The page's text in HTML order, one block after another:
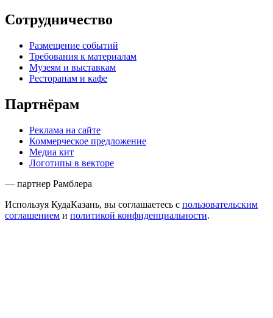
Сотрудничество
Размещение событий
Требования к материалам
Музеям и выставкам
Ресторанам и кафе
Партнёрам
Реклама на сайте
Коммерческое предложение
Медиа кит
Логотипы в векторе
— партнер Рамблера
Используя КудаКазань, вы соглашаетесь с пользовательским
соглашением и политикой конфиденциальности.